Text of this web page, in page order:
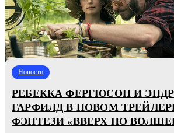
Новости
РЕБЕККА ФЕРГЮСОН И
ГАРФИЛД В НОВОМ
ФЭНТЕЗИ «ВВЕРХ ПО